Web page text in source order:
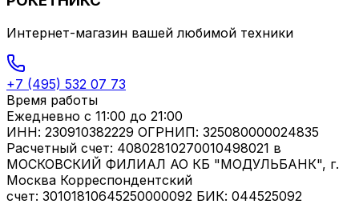
Интернет-магазин вашей любимой техники
+7 (495) 532 07 73
Время работы
Ежедневно с 11:00 до 21:00
ИНН: 230910382229 ОГРНИП: 325080000024835
Расчетный счет: 40802810270010498021 в
МОСКОВСКИЙ ФИЛИАЛ АО КБ "МОДУЛЬБАНК", г.
Москва Корреспондентский
счет: 30101810645250000092 БИК: 044525092